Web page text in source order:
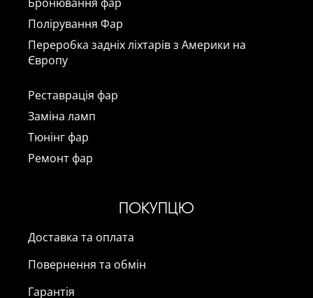
Полірування Фар
Переробка задніх ліхтарів з Америки на
Європу
Реставрація фар
Заміна ламп
Тюнінг фар
Ремонт фар
ПОКУПЦЮ
Доставка та оплата
Повернення та обмін
Гарантія